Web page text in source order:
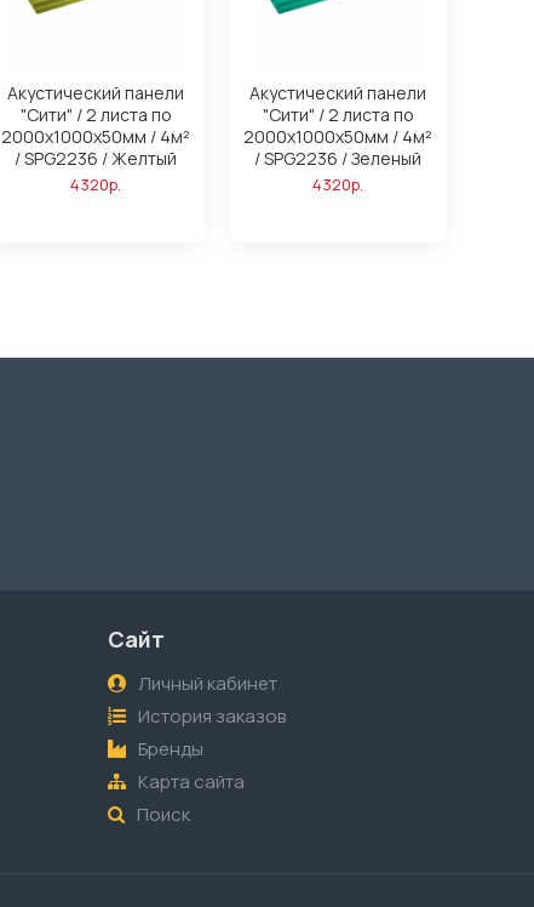
Акустический панели
"Сити" / 2 листа по
2000х1000х50мм / 4м²
/ SPG2236 / Желтый
4320р.
Акустический панели
"Сити" / 2 листа по
2000х1000х50мм / 4м²
/ SPG2236 / Зеленый
4320р.
Сайт
Личный кабинет
История заказов
Бренды
Карта сайта
Поиск